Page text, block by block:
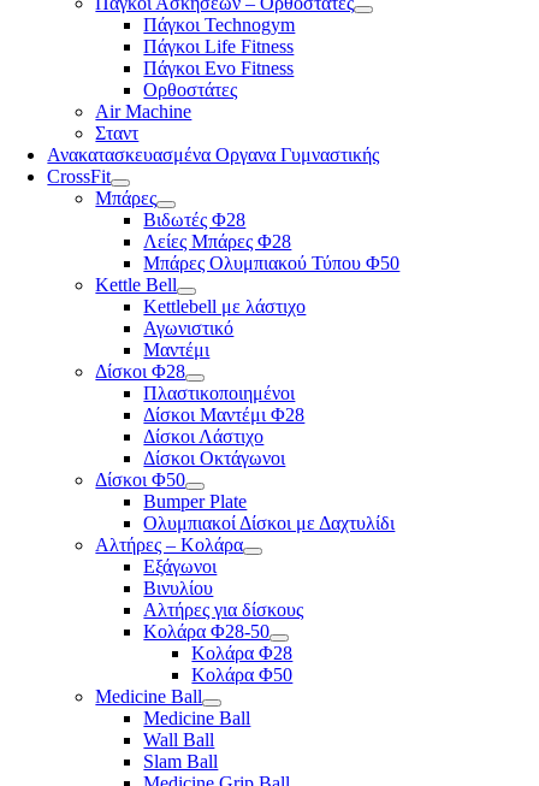
Πάγκοι Technogym
Πάγκοι Life Fitness
Πάγκοι Evo Fitness
Ορθοστάτες
Air Machine
Σταντ
Ανακατασκευασμένα Οργανα Γυμναστικής
CrossFit
Μπάρες
Βιδωτές Φ28
Λείες Μπάρες Φ28
Μπάρες Ολυμπιακού Τύπου Φ50
Kettle Bell
Kettlebell με λάστιχο
Αγωνιστικό
Μαντέμι
Δίσκοι Φ28
Πλαστικοποιημένοι
Δίσκοι Μαντέμι Φ28
Δίσκοι Λάστιχο
Δίσκοι Οκτάγωνοι
Δίσκοι Φ50
Bumper Plate
Ολυμπιακοί Δίσκοι με Δαχτυλίδι
Αλτήρες – Κολάρα
Εξάγωνοι
Βινυλίου
Αλτήρες για δίσκους
Κολάρα Φ28-50
Κολάρα Φ28
Κολάρα Φ50
Medicine Ball
Medicine Ball
Wall Ball
Slam Ball